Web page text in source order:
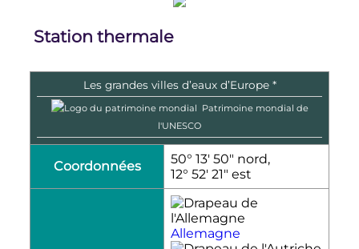
Station thermale
Les grandes villes d’eaux d’Europe *
Patrimoine mondial de
l'UNESCO
Coordonnées
50° 13′ 50″ nord,
12° 52′ 21″ est
Allemagne